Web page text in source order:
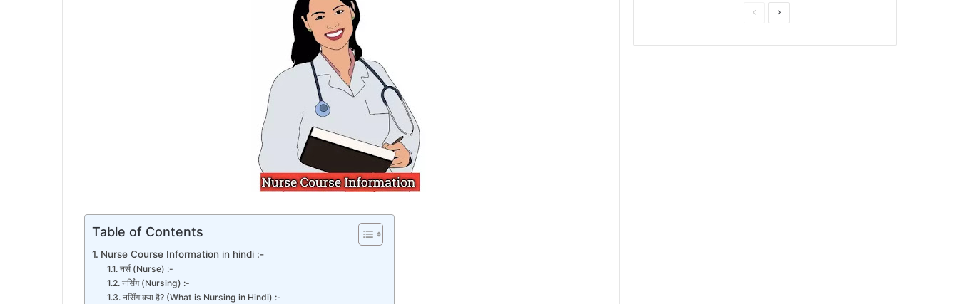
Table of Contents
Nurse Course Information in hindi :-
नर्स (Nurse) :-
नर्सिंग (Nursing) :-
नर्सिंग क्या है? (What is Nursing in Hindi) :-
PreviousNext